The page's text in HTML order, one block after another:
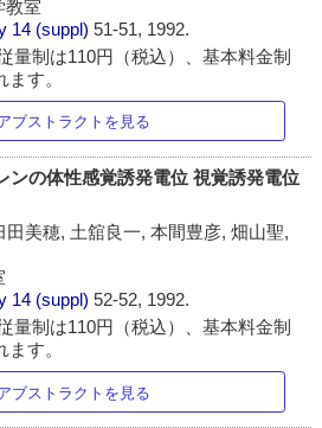
教室
14 (suppl)51-51, 1992.
量制は110円（税込）、基本料金制
す。
ブストラクトを見る
ンの体性感覚誘発電位 視覚誘発電位
美穂, 土舘良一, 本間豊彦, 畑山聖,
14 (suppl)52-52, 1992.
量制は110円（税込）、基本料金制
す。
ブストラクトを見る